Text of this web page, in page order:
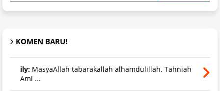
KOMEN BARU!
ily: MasyaAllah tabarakallah alhamdulillah. Tahniah
Ami ...